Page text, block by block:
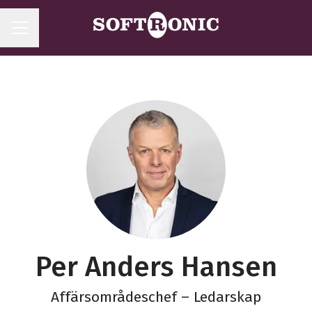
Per Anders Hansen
Affärsområdeschef – Ledarskap